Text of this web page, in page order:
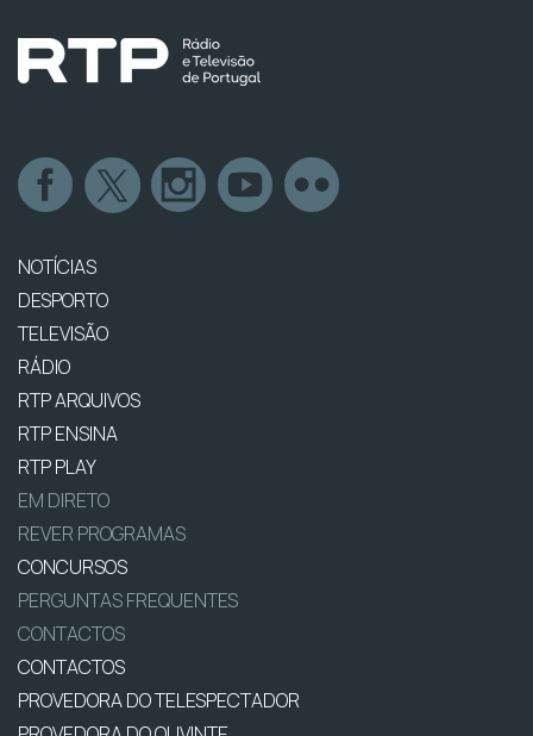
NOTÍCIAS
DESPORTO
TELEVISÃO
RÁDIO
RTP ARQUIVOS
RTP ENSINA
RTP PLAY
EM DIRETO
REVER PROGRAMAS
CONCURSOS
PERGUNTAS FREQUENTES
CONTACTOS
CONTACTOS
PROVEDORA DO TELESPECTADOR